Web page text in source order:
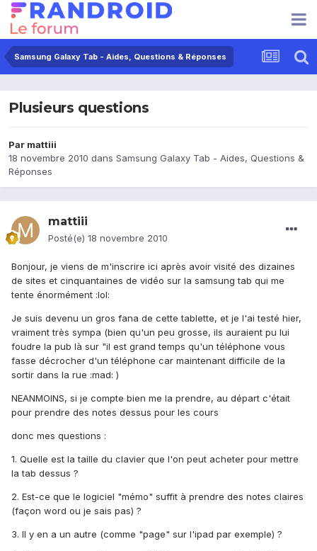
Samsung Galaxy Tab - Aides, Questions & Réponses
Plusieurs questions
Par mattiii
18 novembre 2010 dans Samsung Galaxy Tab - Aides, Questions &
Réponses
mattiii
Posté(e) 18 novembre 2010
Bonjour, je viens de m'inscrire ici après avoir visité des dizaines
de sites et cinquantaines de vidéo sur la samsung tab qui me
tente énormément :lol:
Je suis devenu un gros fana de cette tablette, et je l'ai testé hier,
vraiment très sympa (bien qu'un peu grosse, ils auraient pu lui
foudre la pub là sur "il est grand temps qu'un téléphone vous
fasse décrocher d'un téléphone car maintenant difficile de la
sortir dans la rue :mad: )
NEANMOINS, si je compte bien me la prendre, au départ c'était
pour prendre des notes dessus pour les cours
donc mes questions :
1. Quelle est la taille du clavier que l'on peut acheter pour mettre
la tab dessus ?
2. Est-ce que le logiciel "mémo" suffit à prendre des notes claires
(façon word ou je sais pas) ?
3. Il y en a un autre (comme "page" sur l'ipad par exemple) ?